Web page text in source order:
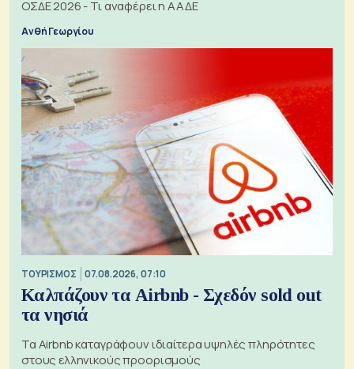
ΟΣΔΕ 2026 - Τι αναφέρει η ΑΑΔΕ
Ανθή Γεωργίου
ΤΟΥΡΙΣΜΟΣ 07.08.2026, 07:10
Καλπάζουν τα Airbnb - Σχεδόν sold out
τα νησιά
Τα Airbnb καταγράφουν ιδιαίτερα υψηλές πληρότητες
στους ελληνικούς προορισμούς